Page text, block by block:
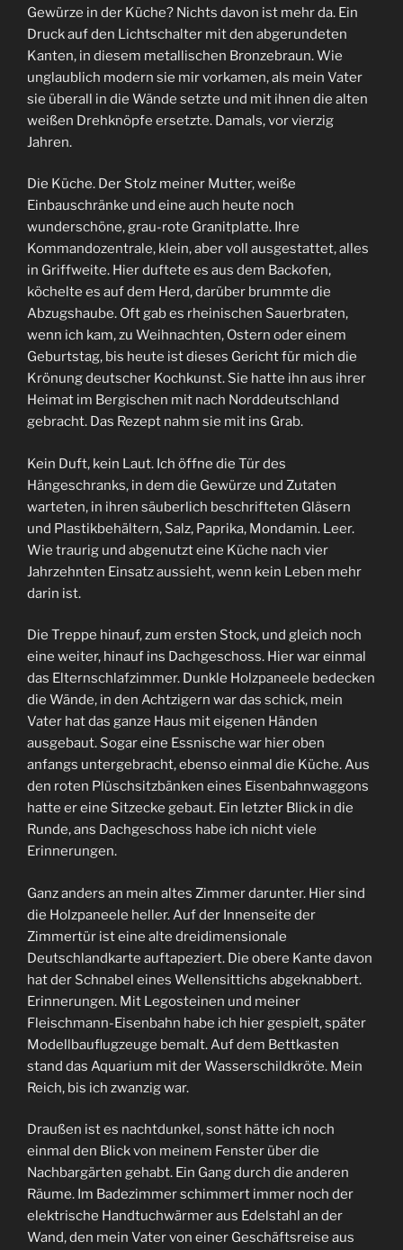
Gewürze in der Küche? Nichts davon ist mehr da. Ein
Druck auf den Lichtschalter mit den abgerundeten
Kanten, in diesem metallischen Bronzebraun. Wie
unglaublich modern sie mir vorkamen, als mein Vater
sie überall in die Wände setzte und mit ihnen die alten
weißen Drehknöpfe ersetzte. Damals, vor vierzig
Jahren.
Die Küche. Der Stolz meiner Mutter, weiße
Einbauschränke und eine auch heute noch
wunderschöne, grau-rote Granitplatte. Ihre
Kommandozentrale, klein, aber voll ausgestattet, alles
in Griffweite. Hier duftete es aus dem Backofen,
köchelte es auf dem Herd, darüber brummte die
Abzugshaube. Oft gab es rheinischen Sauerbraten,
wenn ich kam, zu Weihnachten, Ostern oder einem
Geburtstag, bis heute ist dieses Gericht für mich die
Krönung deutscher Kochkunst. Sie hatte ihn aus ihrer
Heimat im Bergischen mit nach Norddeutschland
gebracht. Das Rezept nahm sie mit ins Grab.
Kein Duft, kein Laut. Ich öffne die Tür des
Hängeschranks, in dem die Gewürze und Zutaten
warteten, in ihren säuberlich beschrifteten Gläsern
und Plastikbehältern, Salz, Paprika, Mondamin. Leer.
Wie traurig und abgenutzt eine Küche nach vier
Jahrzehnten Einsatz aussieht, wenn kein Leben mehr
darin ist.
Die Treppe hinauf, zum ersten Stock, und gleich noch
eine weiter, hinauf ins Dachgeschoss. Hier war einmal
das Elternschlafzimmer. Dunkle Holzpaneele bedecken
die Wände, in den Achtzigern war das schick, mein
Vater hat das ganze Haus mit eigenen Händen
ausgebaut. Sogar eine Essnische war hier oben
anfangs untergebracht, ebenso einmal die Küche. Aus
den roten Plüschsitzbänken eines Eisenbahnwaggons
hatte er eine Sitzecke gebaut. Ein letzter Blick in die
Runde, ans Dachgeschoss habe ich nicht viele
Erinnerungen.
Ganz anders an mein altes Zimmer darunter. Hier sind
die Holzpaneele heller. Auf der Innenseite der
Zimmertür ist eine alte dreidimensionale
Deutschlandkarte auftapeziert. Die obere Kante davon
hat der Schnabel eines Wellensittichs abgeknabbert.
Erinnerungen. Mit Legosteinen und meiner
Fleischmann-Eisenbahn habe ich hier gespielt, später
Modellbauflugzeuge bemalt. Auf dem Bettkasten
stand das Aquarium mit der Wasserschildkröte. Mein
Reich, bis ich zwanzig war.
Draußen ist es nachtdunkel, sonst hätte ich noch
einmal den Blick von meinem Fenster über die
Nachbargärten gehabt. Ein Gang durch die anderen
Räume. Im Badezimmer schimmert immer noch der
elektrische Handtuchwärmer aus Edelstahl an der
Wand, den mein Vater von einer Geschäftsreise aus